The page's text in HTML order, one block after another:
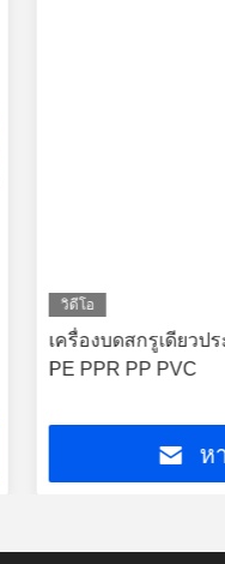
วิดีโอ
เครื่องบดสกรูเดียว
PE PPR PP PVC
ห